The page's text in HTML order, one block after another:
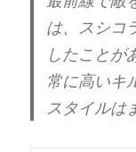
は、スシコ
したことが
常に高いキ
スタイルは